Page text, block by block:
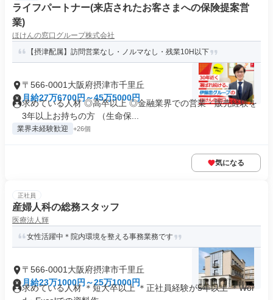
ライフパートナー(来店されたお客さまへの保険提案営
業)
ほけんの窓口グループ株式会社
【摂津配属】訪問営業なし・ノルマなし・残業10H以下
〒566-0001大阪府摂津市千里丘
月給27万6700円～45万5000円
求めている人材 ◎高卒以上 ◎金融業界での営業・販売経験を
3年以上お持ちの方 （生命保...
業界未経験歓迎 +26個
気になる
正社員
産婦人科の総務スタッフ
医療法人輝
女性活躍中＊院内環境を整える事務業務です
〒566-0001大阪府摂津市千里丘
月給23万1000円～25万1000円
求めている人材 ＊短大卒以上 ＊正社員経験が5年以上 ＊Wor